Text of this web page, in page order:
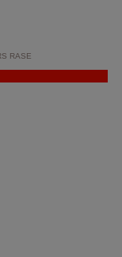
RASE